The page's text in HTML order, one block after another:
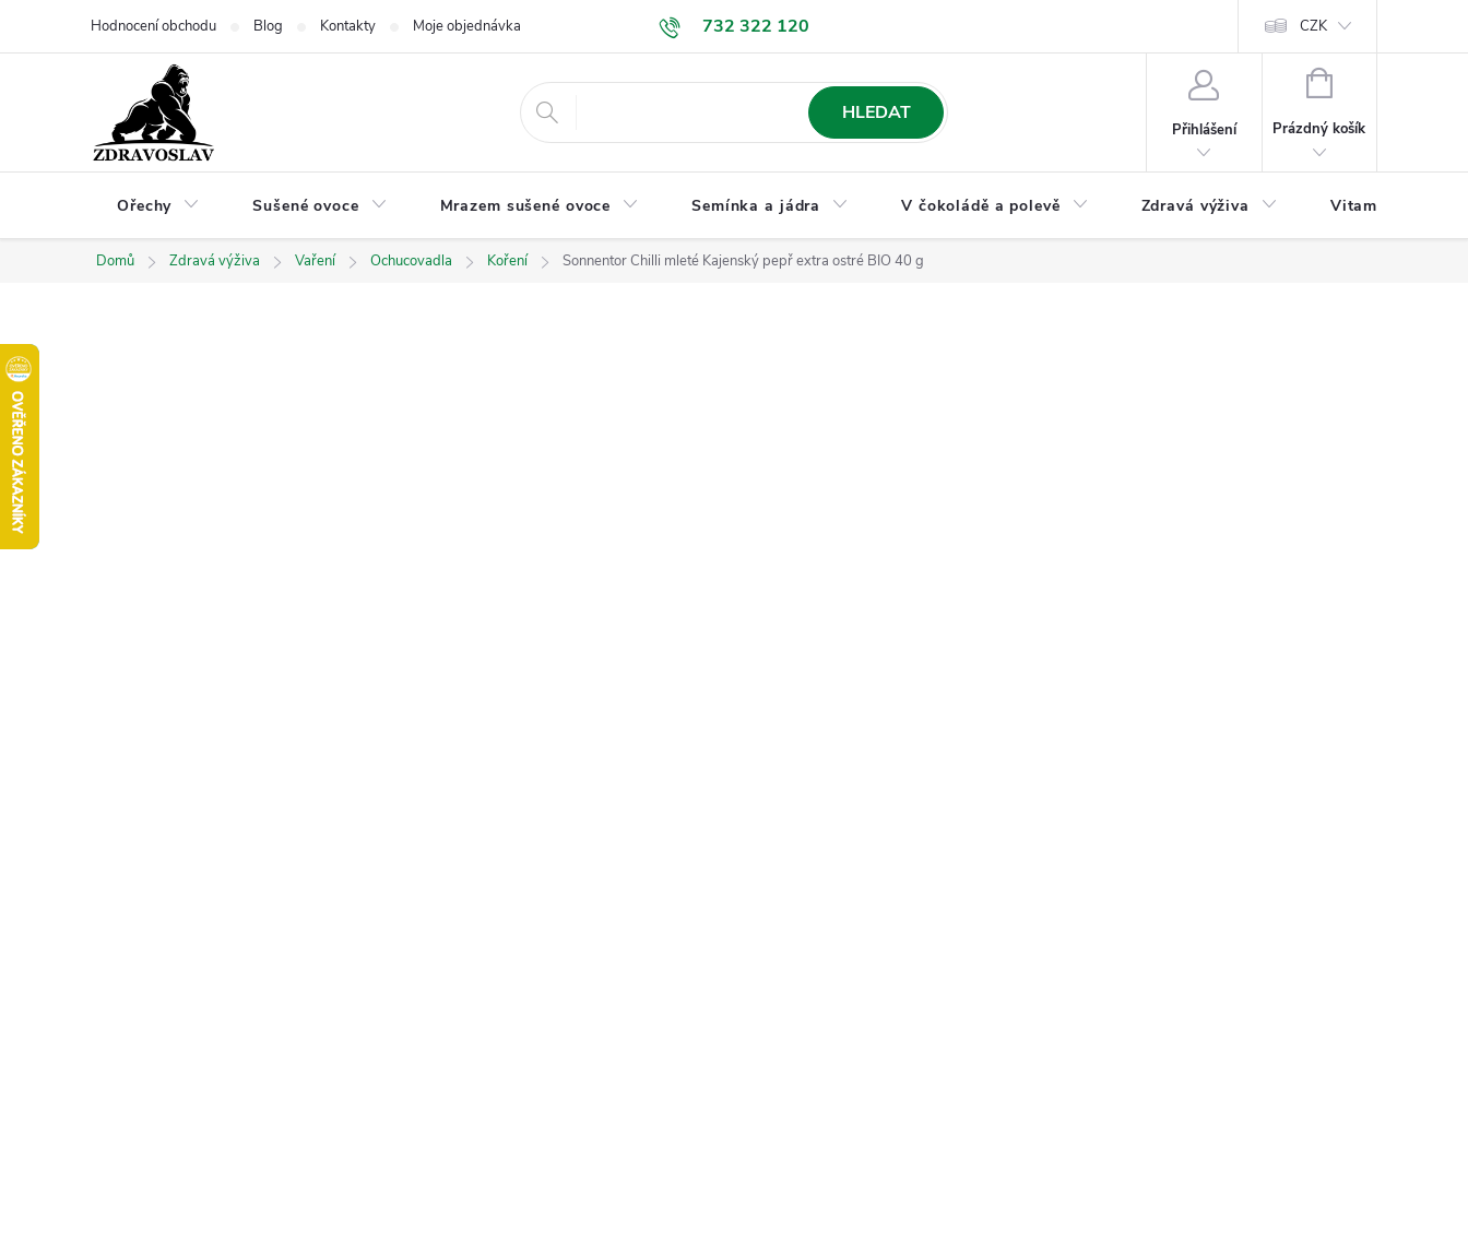
732 322 120
Hodnocení obchodu Blog Kontakty Moje objednávka GDPR a ochrana osobních údajů Jak nakupovat Formulář pro odstoupení od
CZK
HLEDAT
Přihlášení
NÁKUPNÍ
Prázdný košík
Ořechy Sušené ovoce Mrazem sušené ovoce Semínka a jádra V čokoládě a polevě Zdravá výživa Vitamíny a
Domů Zdravá výživa Vaření Ochucovadla Koření Sonnentor Chilli mleté Kajenský pepř extra ostré BIO 40 g